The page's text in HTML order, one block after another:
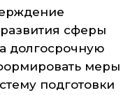
развития сферы
долгосрочную
меры
подготовки